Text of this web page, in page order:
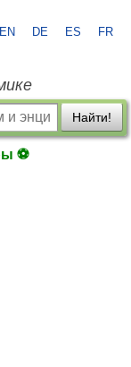
EN DE ES FR
Найти!
⚽